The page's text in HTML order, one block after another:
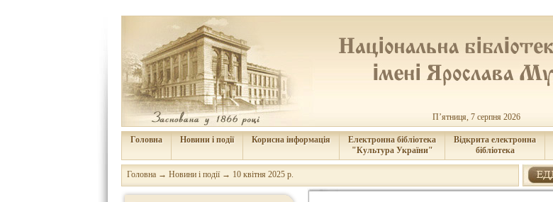
П’ятниця, 7 серпня 2026
Головна Новини і події Корисна інформація
Електронна бібліотека
"Культура України"
Відкрита електронна
бібліотека
Головна → Новини і події→ 10 квітня 2025 р.